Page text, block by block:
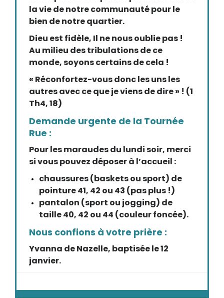
la vie de notre communauté pour le
bien de notre quartier.
Dieu est fidèle, Il ne nous oublie pas !
Au milieu des tribulations de ce
monde, soyons certains de cela !
« Réconfortez-vous donc les uns les
autres avec ce que je viens de dire » ! (1
Th4, 18)
Demande urgente de la Tournée
Rue :
Pour les maraudes du lundi soir, merci
si vous pouvez déposer à l’accueil :
chaussures (baskets ou sport) de
pointure 41, 42 ou 43 (pas plus !)
pantalon (sport ou jogging) de
taille 40, 42 ou 44 (couleur foncée).
Nous confions à votre prière :
Yvanna de Nazelle, baptisée le 12
janvier.